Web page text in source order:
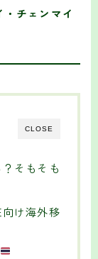
チェンマイ
CLOSE
そもそも
け海外移